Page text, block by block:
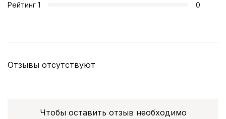
Рейтинг 1 0
Отзывы отсутствуют
Чтобы оставить отзыв необходимо